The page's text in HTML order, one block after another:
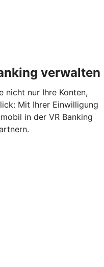
verwalten
nicht nur Ihre Konten,
Mit Ihrer Einwilligung
in der VR Banking